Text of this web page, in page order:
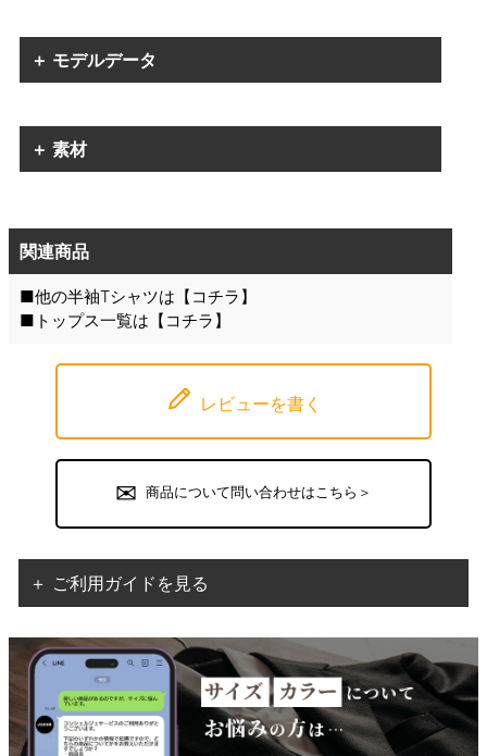
＋ モデルデータ
＋ 素材
関連商品
■他の半袖Tシャツは【 コチラ 】
■トップス一覧は【 コチラ 】
レビューを書く
商品について問い合わせはこちら＞
＋ ご利用ガイドを見る